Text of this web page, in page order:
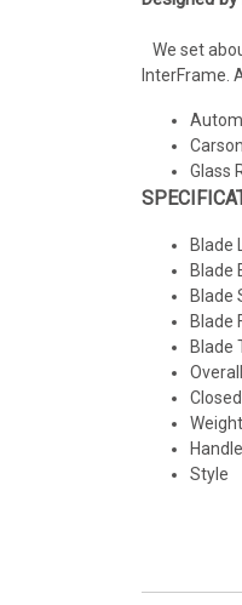
We set
InterFrame.
Glass
Blade
Blade
Blade
Style